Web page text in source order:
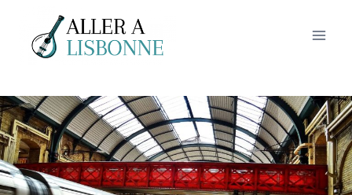
contenu